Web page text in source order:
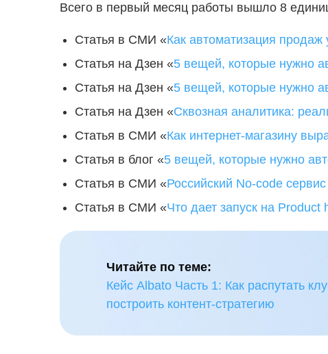
Всего в первый месяц работы вышло 8
Статья в СМИ «Как автоматизация продаж
Статья на Дзен «5 вещей, которые нужно
Статья на Дзен «5 вещей, которые нужно
Статья на Дзен «Сквозная аналитика:
Статья в СМИ «Как интернет-магазину
Статья в блог «5 вещей, которые нужно
Статья в СМИ «Российский No-code
Статья в СМИ «Что дает запуск на
Читайте по теме:
Кейс Albato Часть 1: Как распутать
построить контент-стратегию